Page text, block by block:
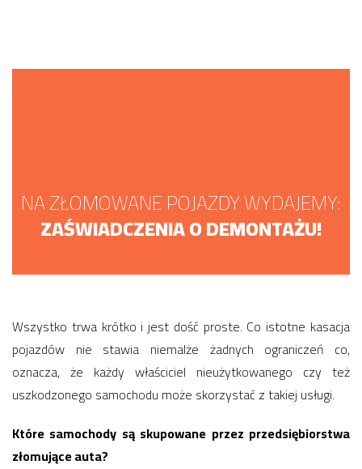
NA ZŁOMOWANE POJAZDY WYDAJEMY:
ZAŚWIADCZENIA O DEMONTAŻU!
Wszystko trwa krótko i jest dość proste. Co istotne kasacja
pojazdów nie stawia niemalże żadnych ograniczeń co,
oznacza, że każdy właściciel nieużytkowanego czy też
uszkodzonego samochodu może skorzystać z takiej usługi.
Które samochody są skupowane przez przedsiębiorstwa
złomujące auta?